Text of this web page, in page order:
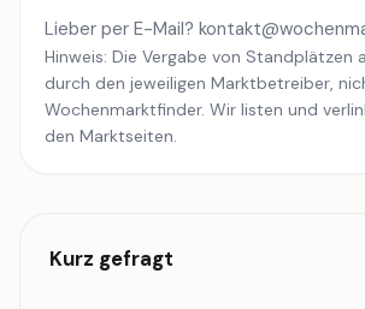
Lieber per E-Mail?
Hinweis: Die Vergabe von Standplätzen
durch den jeweiligen Marktbetreiber,
Wochenmarktfinder. Wir listen und
den Marktseiten.
Kurz gefragt